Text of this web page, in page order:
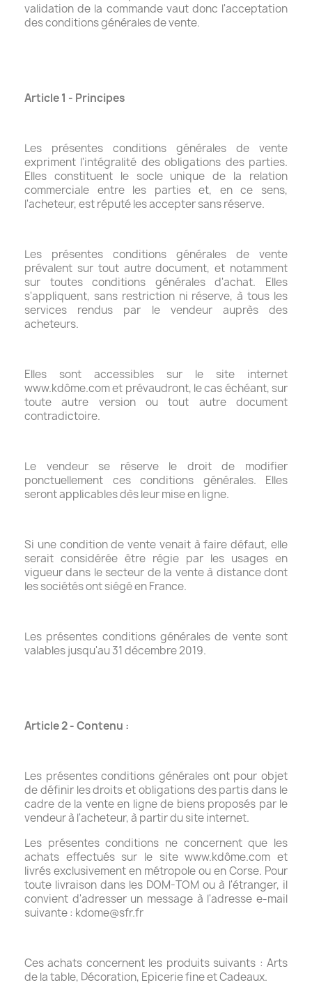
validation de la commande vaut donc l'acceptation
des conditions générales de vente.
Article 1 - Principes
Les présentes conditions générales de vente
expriment l'intégralité des obligations des parties.
Elles constituent le socle unique de la relation
commerciale entre les parties et, en ce sens,
l'acheteur, est réputé les accepter sans réserve.
Les présentes conditions générales de vente
prévalent sur tout autre document, et notamment
sur toutes conditions générales d'achat. Elles
s'appliquent, sans restriction ni réserve, à tous les
services rendus par le vendeur auprès des
acheteurs.
Elles sont accessibles sur le site internet
www.kdôme.com et prévaudront, le cas échéant, sur
toute autre version ou tout autre document
contradictoire.
Le vendeur se réserve le droit de modifier
ponctuellement ces conditions générales. Elles
seront applicables dès leur mise en ligne.
Si une condition de vente venait à faire défaut, elle
serait considérée être régie par les usages en
vigueur dans le secteur de la vente à distance dont
les sociétés ont siégé en France.
Les présentes conditions générales de vente sont
valables jusqu'au 31 décembre 2019.
Article 2 - Contenu :
Les présentes conditions générales ont pour objet
de définir les droits et obligations des partis dans le
cadre de la vente en ligne de biens proposés par le
vendeur à l'acheteur, à partir du site internet.
Les présentes conditions ne concernent que les
achats effectués sur le site www.kdôme.com et
livrés exclusivement en métropole ou en Corse. Pour
toute livraison dans les DOM-TOM ou à l'étranger, il
convient d'adresser un message à l'adresse e-mail
suivante : kdome@sfr.fr
Ces achats concernent les produits suivants : Arts
de la table, Décoration, Epicerie fine et Cadeaux.